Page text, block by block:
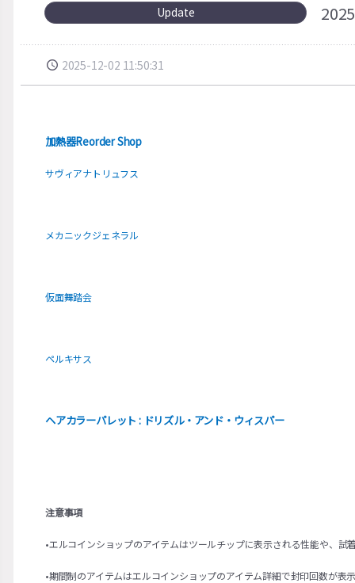
Update
2025-12-02 11:50:31
加熱器Reorder Shop
サヴィアナトリュフス
メカニックジェネラル
仮面舞踏会
ペルキサス
ヘアカラーパレット : ドリズル・アンド・ウィスパー
注意事項
•エルコインショップのアイテムはツールチップに表示される性能や、
•期間制のアイテムはエルコインショップのアイテム詳細で封印回数が